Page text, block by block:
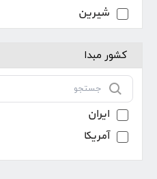
شیرین
وانیل
گل های سفید
چوبی
کشور مبدا
ایران
آمریکا